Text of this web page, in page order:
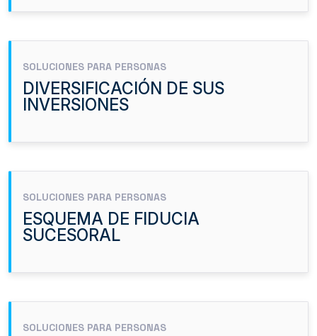
SOLUCIONES PARA PERSONAS
DIVERSIFICACIÓN DE SUS
INVERSIONES
SOLUCIONES PARA PERSONAS
ESQUEMA DE FIDUCIA
SUCESORAL
SOLUCIONES PARA PERSONAS